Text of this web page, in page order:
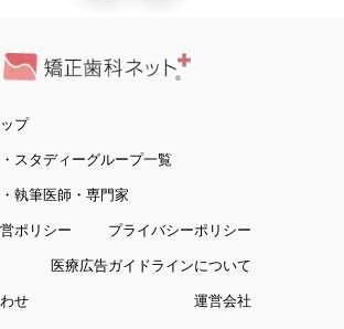
プ
スタディーグループ一覧
執筆医師・専門家
ポリシー
プライバシーポリシー
医療広告ガイドラインについて
せ
運営会社